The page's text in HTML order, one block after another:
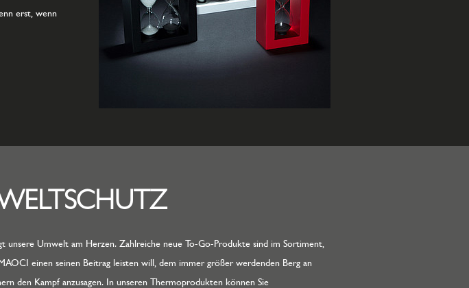
erst, wenn
unsere Umwelt am Herzen. Zahlreiche neue To-Go-Produkte sind im Sortiment,
einen seinen Beitrag leisten will, dem immer größer werdenden Berg an
den Kampf anzusagen. In unseren Thermoprodukten können Sie